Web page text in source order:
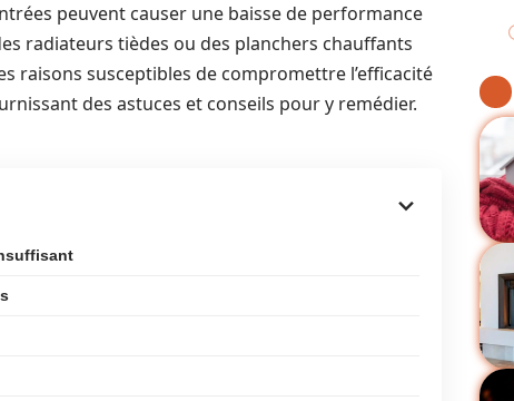
peuvent causer une baisse de performance
radiateurs tièdes ou des planchers chauffants
raisons susceptibles de compromettre l’efficacité
des astuces et conseils pour y remédier.